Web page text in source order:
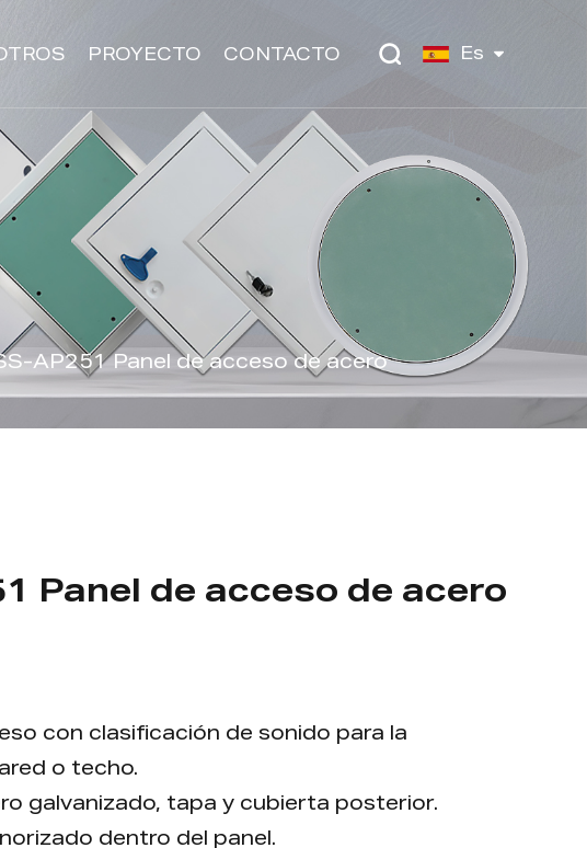
PROYECTO CONTACTO Es
AP251 Panel de acceso de acero
Panel de acceso de acero
con clasificación de sonido para la
o techo.
galvanizado, tapa y cubierta posterior.
dentro del panel.